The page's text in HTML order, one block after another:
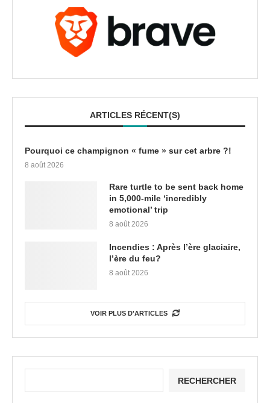
ARTICLES RÉCENT(S)
Pourquoi ce champignon « fume » sur cet arbre ?!
8 août 2026
Rare turtle to be sent back home
in 5,000-mile ‘incredibly
emotional’ trip
8 août 2026
Incendies : Après l’ère glaciaire,
l’ère du feu?
8 août 2026
VOIR PLUS D'ARTICLES
RECHERCHER